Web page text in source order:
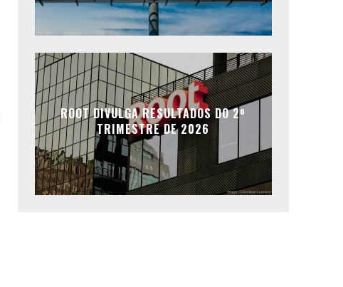
ROOT DIVULGA RESULTADOS DO 2º
TRIMESTRE DE 2026